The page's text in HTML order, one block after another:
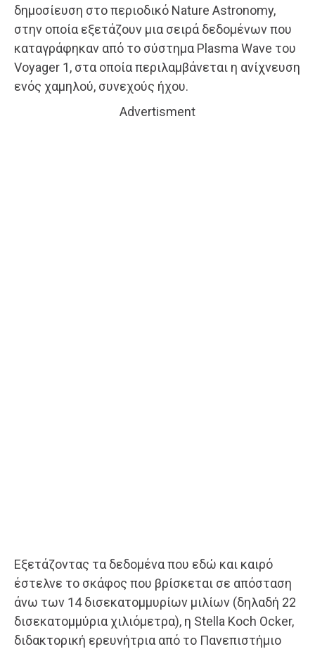
δημοσίευση στο περιοδικό Nature Astronomy,
στην οποία εξετάζουν μια σειρά δεδομένων που
καταγράφηκαν από το σύστημα Plasma Wave του
Voyager 1, στα οποία περιλαμβάνεται η ανίχνευση
ενός χαμηλού, συνεχούς ήχου.
Advertisment
Εξετάζοντας τα δεδομένα που εδώ και καιρό
έστελνε το σκάφος που βρίσκεται σε απόσταση
άνω των 14 δισεκατομμυρίων μιλίων (δηλαδή 22
δισεκατομμύρια χιλιόμετρα), η Stella Koch Ocker,
διδακτορική ερευνήτρια από το Πανεπιστήμιο